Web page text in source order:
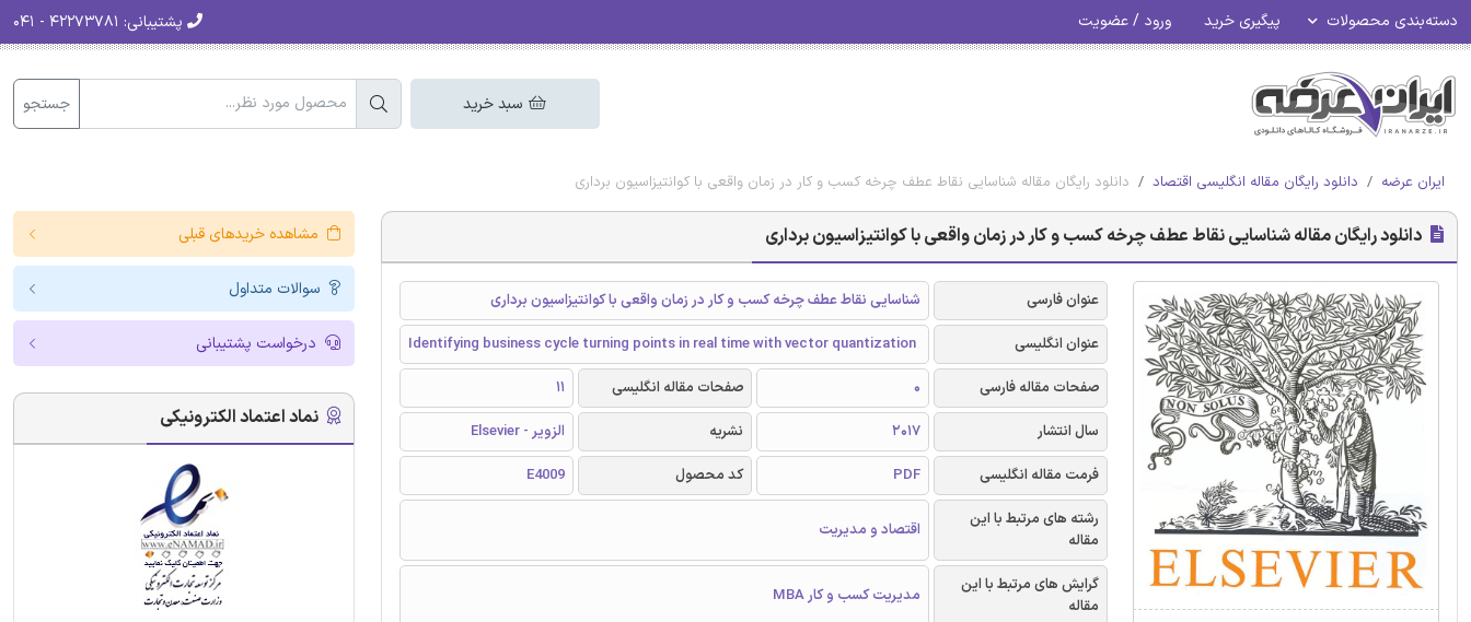
دسته‌بندی محصولات پیگیری خرید ورود / عضویت پشتیبانی:
سبد خرید جستجو
ایران عرضه دانلود رایگان مقاله انگلیسی اقتصاد دانلود رایگان مقاله شناسایی نقاط عطف چرخه کسب و کار در زمان واقعی با کوانتیزاسیون برداری
دانلود رایگان مقاله شناسایی نقاط عطف چرخه کسب و کار در زمان واقعی با کوانتیزاسیون برداری
عنوان فارسی
شناسایی نقاط عطف چرخه کسب و کار در زمان واقعی با کوانتیزاسیون برداری
عنوان انگلیسی
Identifying business cycle turning points in real time with vector quantization
صفحات مقاله فارسی
0 صفحات مقاله انگلیسی
11
سال انتشار
2017 نشریه
الزویر - Elsevier
فرمت مقاله انگلیسی
PDF کد محصول
E4009
رشته های مرتبط با این
مقاله
اقتصاد و مدیریت
گرایش های مرتبط با این
مقاله
مدیریت کسب و کار MBA
مشاهده خریدهای قبلی
سوالات متداول
درخواست پشتیبانی
نماد اعتماد الکترونیکی